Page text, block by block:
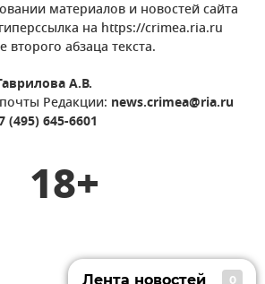
материалов и новостей сайта
на https://crimea.ria.ru
второго абзаца текста.
А.В.
Редакции: news.crimea@ria.ru
(495) 645-6601
18+
Лента новостей 0